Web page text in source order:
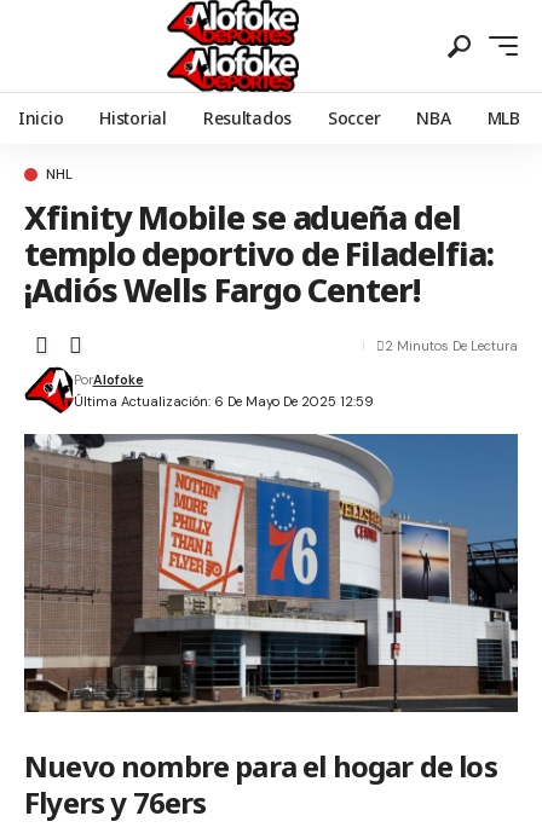
Inicio Historial Resultados Soccer NBA MLB
NHL
Xfinity Mobile se adueña del
templo deportivo de Filadelfia:
¡Adiós Wells Fargo Center!
Última Actualización: 6 De Mayo De 2025 12:59
PorAlofoke
2 Minutos De Lectura
Nuevo nombre para el hogar de los
Flyers y 76ers